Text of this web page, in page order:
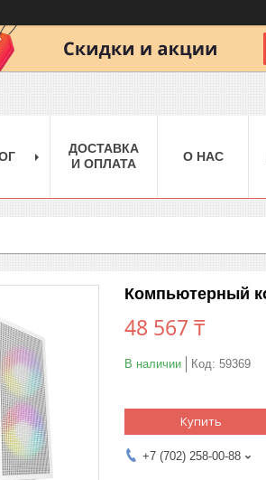
ДОСТАВКА
И ОПЛАТА
О НАС
Компьютерный
48 567 ₸
В наличии Код: 59369
Купить
+7 (702) 258-00-88